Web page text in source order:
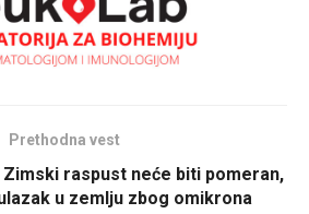
Prethodna vest
Zimski raspust neće biti pomeran,
u zemlju zbog omikrona